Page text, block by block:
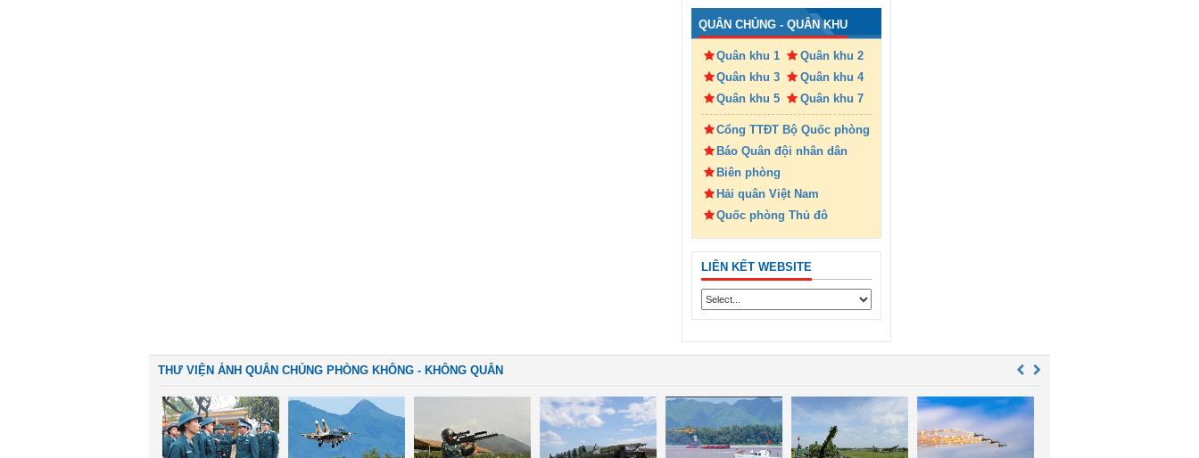
QUÂN CHỦNG - QUÂN KHU
Quân khu 1
Quân khu 2
Quân khu 3
Quân khu 4
Quân khu 5
Quân khu 7
Cổng TTĐT Bộ Quốc phòng
Báo Quân đội nhân dân
Biên phòng
Hải quân Việt Nam
Quốc phòng Thủ đô
LIÊN KẾT WEBSITE
THƯ VIỆN ẢNH QUÂN CHỦNG PHÒNG KHÔNG - KHÔNG QUÂN